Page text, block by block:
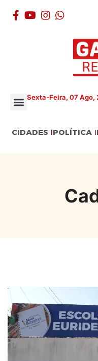
Sexta-Feira, 07 Ago,
CIDADES POLÍTICA